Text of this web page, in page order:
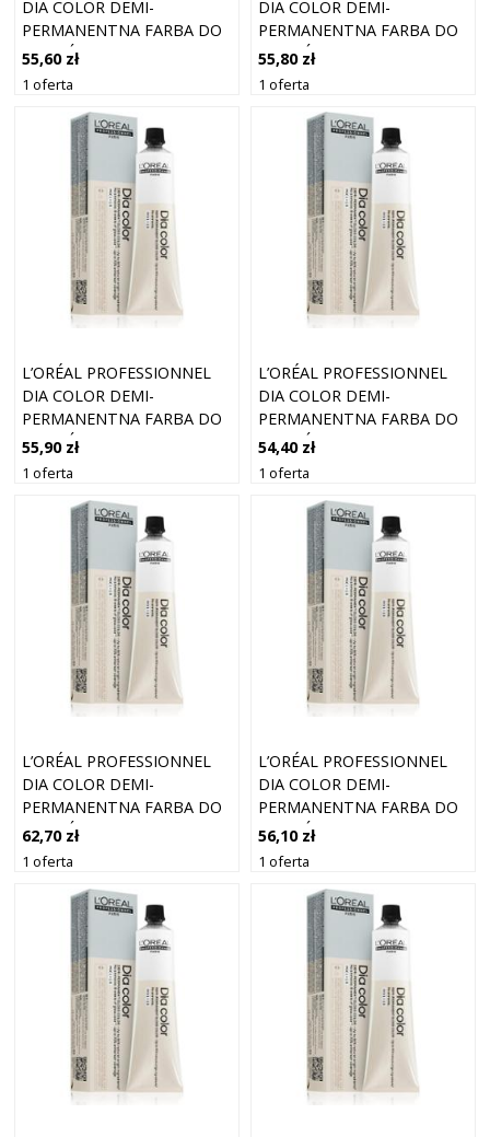
DIA COLOR DEMI-
PERMANENTNA FARBA DO
WŁOSÓW BEZ AMONIAKU
ODCIEŃ 5.18 LIGHT BROWN
55,60 zł
1 oferta
DIA COLOR DEMI-
PERMANENTNA FARBA DO
WŁOSÓW BEZ AMONIAKU
ODCIEŃ 6.34 DARK BLOND
55,80 zł
1 oferta
L’ORÉAL PROFESSIONNEL
DIA COLOR DEMI-
PERMANENTNA FARBA DO
WŁOSÓW BEZ AMONIAKU
ODCIEŃ 9.82 VERY LIGHT
MOCHA 60 ML
55,90 zł
1 oferta
L’ORÉAL PROFESSIONNEL
DIA COLOR DEMI-
PERMANENTNA FARBA DO
WŁOSÓW BEZ AMONIAKU
ODCIEŃ 5.8 LIGHT BROWN
54,40 zł
1 oferta
L’ORÉAL PROFESSIONNEL
DIA COLOR DEMI-
PERMANENTNA FARBA DO
WŁOSÓW BEZ AMONIAKU
ODCIEŃ 8.1 LIGHT ASHY
62,70 zł
1 oferta
L’ORÉAL PROFESSIONNEL
DIA COLOR DEMI-
PERMANENTNA FARBA DO
WŁOSÓW BEZ AMONIAKU
ODCIEŃ 6.1 ASHY DARK
56,10 zł
1 oferta